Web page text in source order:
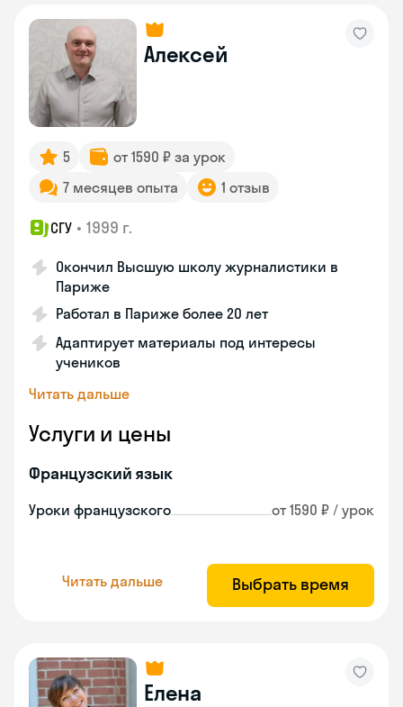
Алексей
5
от 1590 ₽ за урок
7 месяцев опыта
1 отзыв
СГУ • 1999 г.
Окончил Высшую школу журналистики в
Париже
Работал в Париже более 20 лет
Адаптирует материалы под интересы
учеников
Читать дальше
Услуги и цены
Французский язык
Уроки французского от 1590 ₽ / урок
Читать дальше Выбрать время
Елена